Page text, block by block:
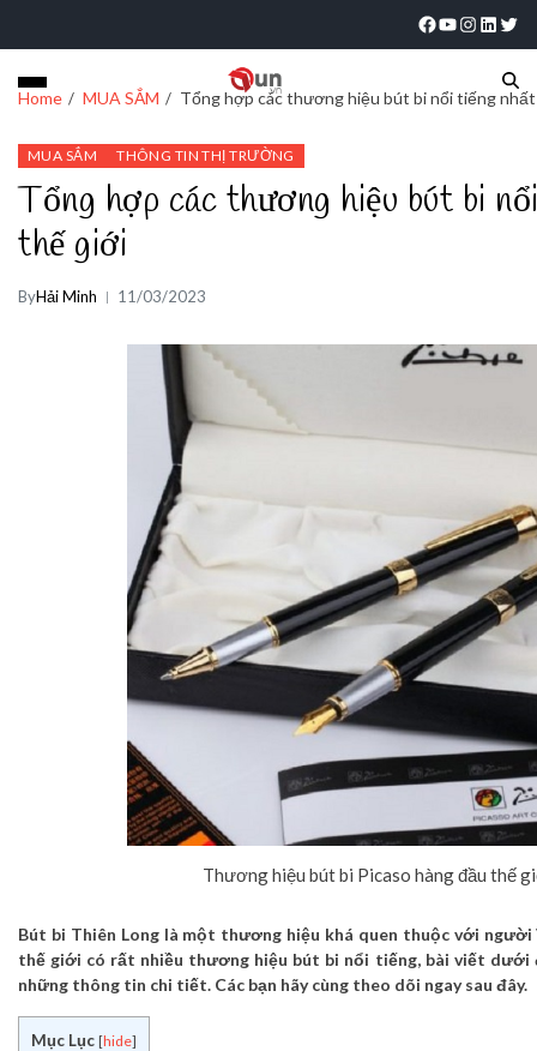
Home MUA SẮM Tổng hợp các thương hiệu bút bi nổi tiếng
MUA SẮM THÔNG TIN THỊ TRƯỜNG
Tổng hợp các thương hiệu bút bi
thế giới
ByHải Minh 11/03/2023
Thương hiệu bút bi Picaso hàng đầu thế
Bút bi Thiên Long là một thương hiệu khá quen thuộc với người
thế giới có rất nhiều thương hiệu bút bi nổi tiếng, bài viết dưới
những thông tin chi tiết. Các bạn hãy cùng theo dõi ngay sau đây.
Mục Lục [hide]